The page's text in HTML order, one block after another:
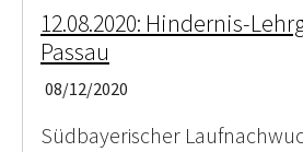
12.08.2020: Hindernis-
Passau
08/12/2020
Südbayerischer